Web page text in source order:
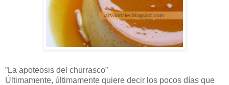
”La apoteosis del churrasco”
Últimamente, últimamente quiere decir los pocos días que